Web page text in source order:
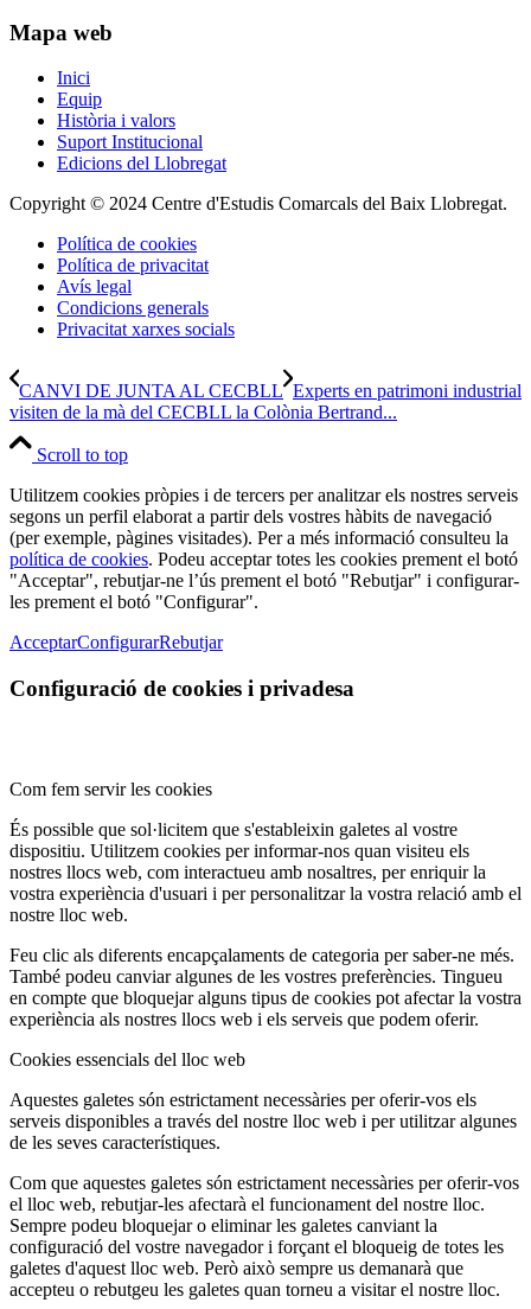
Mapa web
Inici
Equip
Història i valors
Suport Institucional
Edicions del Llobregat
Copyright © 2024 Centre d'Estudis Comarcals del Baix Llobregat.
Política de cookies
Política de privacitat
Avís legal
Condicions generals
Privacitat xarxes socials
CANVI DE JUNTA AL CECBLL Experts en patrimoni industrial
visiten de la mà del CECBLL la Colònia Bertrand...
Scroll to top
Utilitzem cookies pròpies i de tercers per analitzar els nostres serveis
segons un perfil elaborat a partir dels vostres hàbits de navegació
(per exemple, pàgines visitades). Per a més informació consulteu la
política de cookies. Podeu acceptar totes les cookies prement el botó
"Acceptar", rebutjar-ne l’ús prement el botó "Rebutjar" i configurar-
les prement el botó "Configurar".
AcceptarConfigurarRebutjar
Configuració de cookies i privadesa
Com fem servir les cookies
És possible que sol·licitem que s'estableixin galetes al vostre
dispositiu. Utilitzem cookies per informar-nos quan visiteu els
nostres llocs web, com interactueu amb nosaltres, per enriquir la
vostra experiència d'usuari i per personalitzar la vostra relació amb el
nostre lloc web.
Feu clic als diferents encapçalaments de categoria per saber-ne més.
També podeu canviar algunes de les vostres preferències. Tingueu
en compte que bloquejar alguns tipus de cookies pot afectar la vostra
experiència als nostres llocs web i els serveis que podem oferir.
Cookies essencials del lloc web
Aquestes galetes són estrictament necessàries per oferir-vos els
serveis disponibles a través del nostre lloc web i per utilitzar algunes
de les seves característiques.
Com que aquestes galetes són estrictament necessàries per oferir-vos
el lloc web, rebutjar-les afectarà el funcionament del nostre lloc.
Sempre podeu bloquejar o eliminar les galetes canviant la
configuració del vostre navegador i forçant el bloqueig de totes les
galetes d'aquest lloc web. Però això sempre us demanarà que
accepteu o rebutgeu les galetes quan torneu a visitar el nostre lloc.